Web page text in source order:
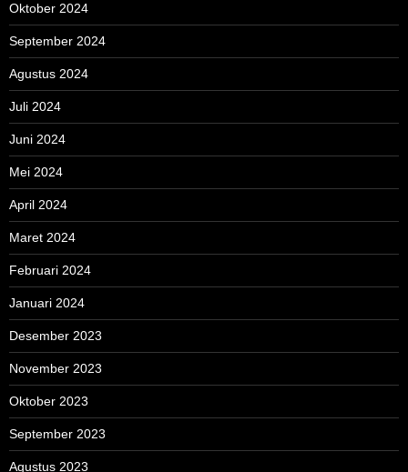
Oktober 2024
September 2024
Agustus 2024
Juli 2024
Juni 2024
Mei 2024
April 2024
Maret 2024
Februari 2024
Januari 2024
Desember 2023
November 2023
Oktober 2023
September 2023
Agustus 2023